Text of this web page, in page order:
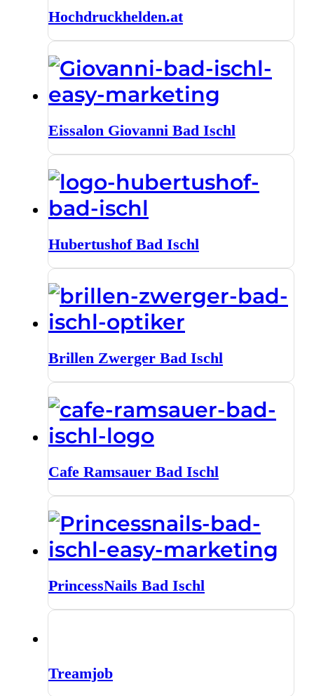
Hochdruckhelden.at
Eissalon Giovanni Bad Ischl
Hubertushof Bad Ischl
Brillen Zwerger Bad Ischl
Cafe Ramsauer Bad Ischl
PrincessNails Bad Ischl
Treamjob